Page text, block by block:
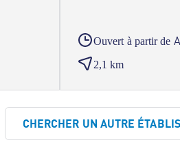
Ouvert à partir de
2,1 km
CHERCHER UN AUTRE